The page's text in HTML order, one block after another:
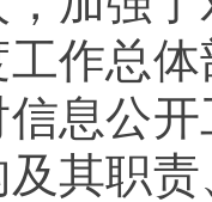
作总
息公
其职